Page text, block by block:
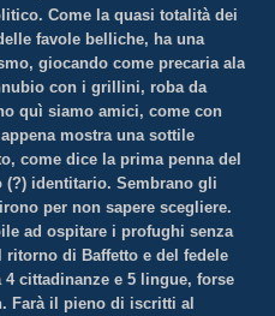
Come la quasi totalità dei
favole belliche, ha una
giocando come precaria ala
con i grillini, roba da
quì siamo amici, come con
mostra una sottile
come dice la prima penna del
identitario. Sembrano gli
per non sapere scegliere.
ad ospitare i profughi senza
di Baffetto e del fedele
cittadinanze e 5 lingue, forse
Farà il pieno di iscritti al